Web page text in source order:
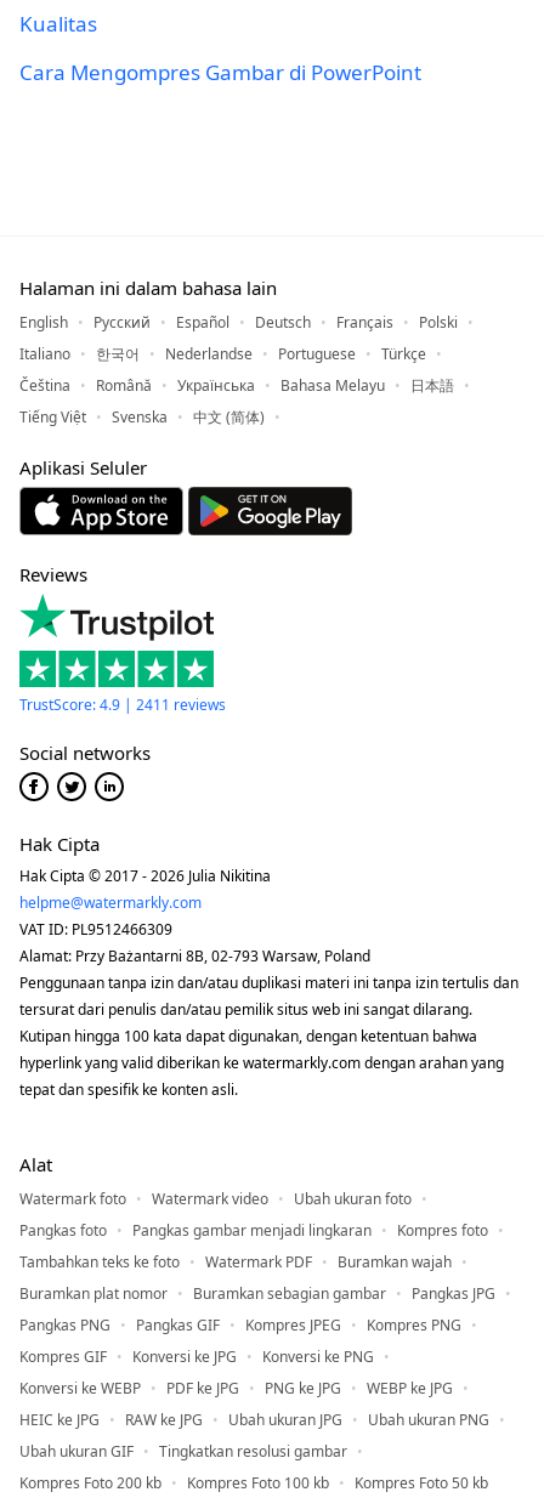
Kualitas
Cara Mengompres Gambar di PowerPoint
Halaman ini dalam bahasa lain
English Русский Español Deutsch Français
Polski
Italiano
한국어 Nederlandse Portuguese
Türkçe
Čeština
Română Українська Bahasa Melayu
日本語
Tiếng Việt
Svenska 中文 (简体)
Aplikasi Seluler
Reviews
TrustScore: 4.9 | 2411 reviews
Social networks
Hak Cipta
Hak Cipta © 2017 - 2026 Julia Nikitina
helpme@watermarkly.com
VAT ID: PL9512466309
Alamat: Przy Bażantarni 8B, 02-793 Warsaw, Poland
Penggunaan tanpa izin dan/atau duplikasi materi ini tanpa izin tertulis dan
tersurat dari penulis dan/atau pemilik situs web ini sangat dilarang.
Kutipan hingga 100 kata dapat digunakan, dengan ketentuan bahwa
hyperlink yang valid diberikan ke watermarkly.com dengan arahan yang
tepat dan spesifik ke konten asli.
Alat
Watermark foto Watermark video
Ubah ukuran foto
Pangkas foto
Pangkas gambar menjadi lingkaran
Kompres foto
Tambahkan teks ke foto
Watermark PDF
Buramkan wajah
Buramkan plat nomor
Buramkan sebagian gambar
Pangkas JPG
Pangkas PNG
Pangkas GIF Kompres JPEG
Kompres PNG
Kompres GIF
Konversi ke JPG
Konversi ke PNG
Konversi ke WEBP
PDF ke JPG PNG ke JPG
WEBP ke JPG
HEIC ke JPG
RAW ke JPG Ubah ukuran JPG
Ubah ukuran PNG
Ubah ukuran GIF
Tingkatkan resolusi gambar
Kompres Foto 200 kb
Kompres Foto 100 kb Kompres Foto 50 kb